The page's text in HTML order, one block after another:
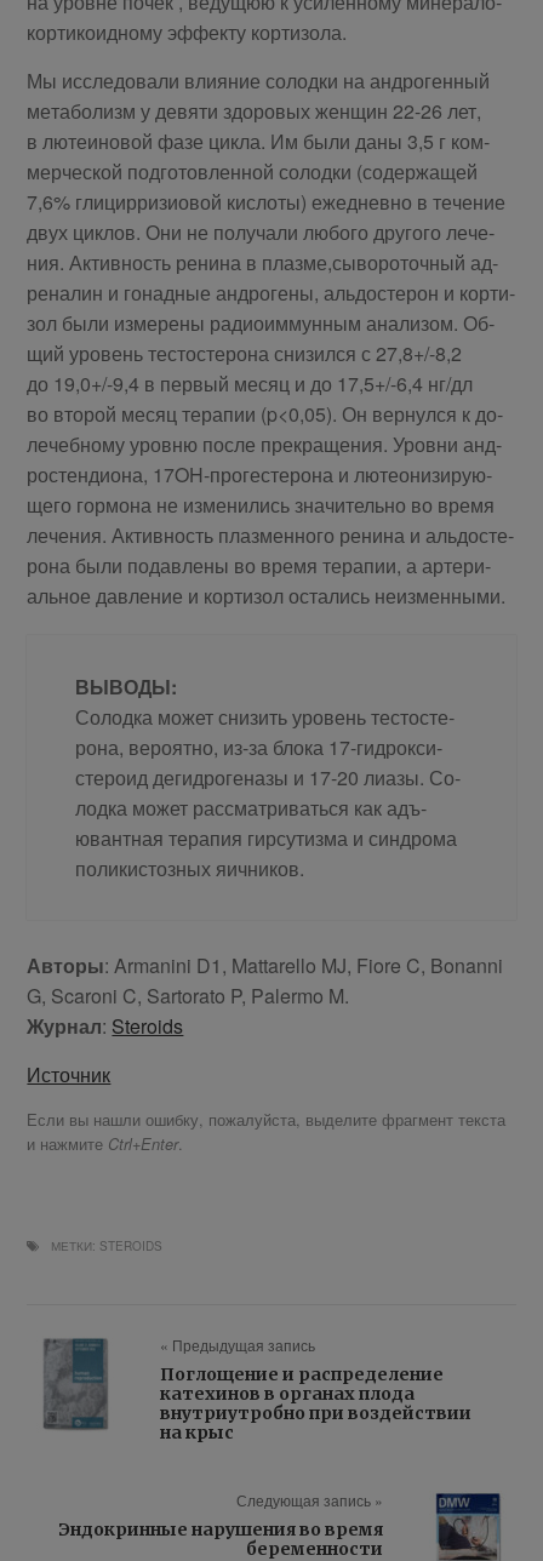
кор­ти­ко­ид­но­му эф­фек­ту кор­ти­зо­ла.
Мы ис­сле­до­ва­ли вли­я­ние со­лод­ки на ан­дро­ген­ный
ме­та­бо­лизм у де­вя­ти здо­ро­вых жен­щин 22-26 лет,
в лю­те­и­но­вой фа­зе цик­ла. Им бы­ли да­ны 3,5 г ком­
мер­че­ской под­го­тов­лен­ной со­лод­ки (со­дер­жа­щей
7,6% гли­ц­ир­ри­зио­вой кис­ло­ты) еже­днев­но в те­че­ние
двух цик­лов. Они не по­лу­ча­ли лю­бо­го дру­го­го ле­че­
ния. Ак­тив­ность ре­ни­на в плаз­ме,сы­во­ро­точ­ный ад­
ре­на­лин и го­над­ные ан­дро­ге­ны, аль­до­сте­рон и кор­ти­
зол бы­ли из­ме­ре­ны ра­дио­им­мун­ным ана­ли­зом. Об­
щий уро­вень те­сто­сте­ро­на сни­зил­ся с 27,8+/-8,2
до 19,0+/-9,4 в пер­вый ме­сяц и до 17,5+/-6,4 нг/дл
во вто­рой ме­сяц те­ра­пии (p<0,05). Он вер­нул­ся к до­
ле­чеб­но­му уров­ню по­сле пре­кра­ще­ния. Уров­ни ан­д­
ро­стен­ди­о­на, 17OH-про­ге­сте­ро­на и лю­тео­ни­зи­ру­ю­
ще­го гор­мо­на не из­ме­ни­лись зна­чи­тель­но во вре­мя
ле­че­ния. Ак­тив­ность плаз­мен­но­го ре­ни­на и аль­до­сте­
ро­на бы­ли по­дав­ле­ны во вре­мя те­ра­пии, а ар­те­ри­
аль­ное дав­ле­ние и кор­ти­зол оста­лись не­из­менными.
ВЫВОДЫ:
Со­лод­ка мо­жет сни­зить уро­вень те­сто­сте­
ро­на, ве­ро­ят­но, из-за бло­ка 17-гид­рок­си­
сте­ро­ид де­гид­ро­ге­на­зы и 17-20 ли­а­зы. Со­
лод­ка мо­жет рас­смат­ри­вать­ся как адъ­
ювант­ная те­ра­пия гир­су­тиз­ма и син­дро­ма
по­ли­ки­стоз­ных яич­ников.
Авторы: Armanini D1, Mattarello MJ, Fiore C, Bonanni
G, Scaroni C, Sartorato P, Palermo M.
Журнал: Steroids
Источник
Если вы нашли ошибку, пожалуйста, выделите фрагмент текста
и нажмите Ctrl+Enter.
МЕТКИ: STEROIDS
« Предыдущая запись
Поглощение и распределение
катехинов в органах плода
внутриутробно при воздействии
на крыс
Следующая запись »
Эндокринные нарушения во время
беременности